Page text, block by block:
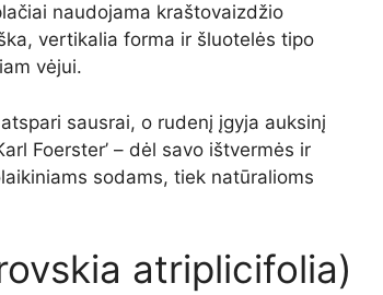
naudojama kraštovaizdžio
vertikalia forma ir šluotelės tipo
vėjui.
sausrai, o rudenį įgyja auksinį
Foerster’ – dėl savo ištvermės ir
sodams, tiek natūralioms
atriplicifolia)